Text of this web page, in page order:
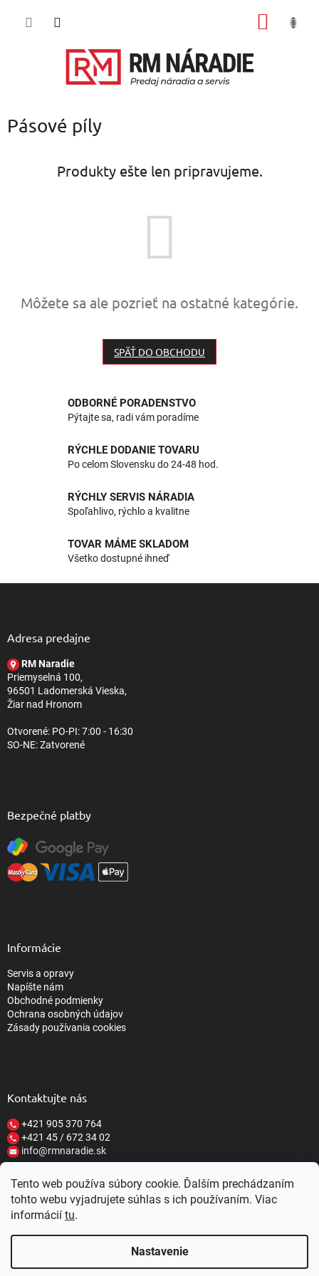
Tento web používa súbory cookie. Ďalším prechádzaním
tohto webu vyjadrujete súhlas s ich používaním. Viac
informácií tu.
Nastavenie
Pásové píly
Produkty ešte len pripravujeme.
Môžete sa ale pozrieť na ostatné kategórie.
SPÄŤ DO OBCHODU
ODBORNÉ PORADENSTVO
Pýtajte sa, radi vám poradíme
RÝCHLE DODANIE TOVARU
Po celom Slovensku do 24-48 hod.
RÝCHLY SERVIS NÁRADIA
Spoľahlivo, rýchlo a kvalitne
TOVAR MÁME SKLADOM
Všetko dostupné ihneď
Adresa predajne
RM Naradie
Priemyselná 100,
96501 Ladomerská Vieska,
Žiar nad Hronom
Otvorené: PO-PI: 7:00 - 16:30
SO-NE: Zatvorené
Bezpečné platby
Informácie
Servis a opravy
Napíšte nám
Obchodné podmienky
Ochrana osobných údajov
Zásady používania cookies
Kontaktujte nás
+421 905 370 764
+421 45 / 672 34 02
info@rmnaradie.sk
Copyright 2026RM NÁRADIE. Všetky práva vyhradené.Upraviť